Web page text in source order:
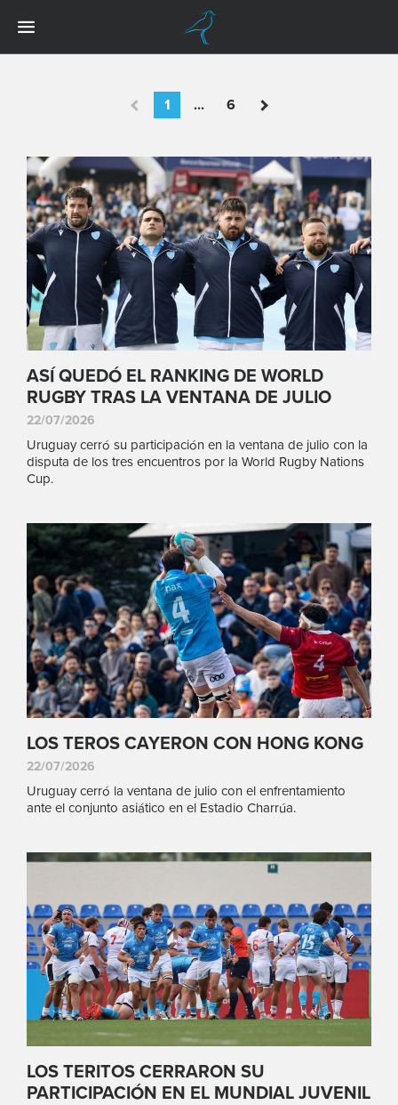
1 ... 6
ASÍ QUEDÓ EL RANKING DE WORLD
RUGBY TRAS LA VENTANA DE JULIO
22/07/2026
Uruguay cerró su participación en la ventana de julio con la
disputa de los tres encuentros por la World Rugby Nations
Cup.
LOS TEROS CAYERON CON HONG KONG
22/07/2026
Uruguay cerró la ventana de julio con el enfrentamiento
ante el conjunto asiático en el Estadio Charrúa.
LOS TERITOS CERRARON SU
PARTICIPACIÓN EN EL MUNDIAL JUVENIL